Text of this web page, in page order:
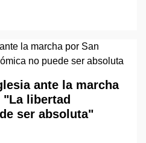
ante la marcha
"La libertad
ser absoluta"